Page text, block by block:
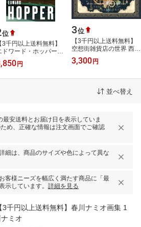
位
【3千円以上送料無料】
ドワード・ホッパー作
集／エドワード・ホッ
ー／江崎聡子
円
3位
【3千円以上送料無料】
空想街雑貨店の世界 西村
典子画集／西村典子／西
村祐紀
3,300円
並べ替え
最安送料とお届け日を表示していま
め、正確な情報は注文画面でご確認
細は、商品のサイズや色によって異な
客様ニーズを幅広く満たす商品に「最
示しています。 詳細を見る
【3千円以上送料無料】春川ナミオ画集 1
ミオ